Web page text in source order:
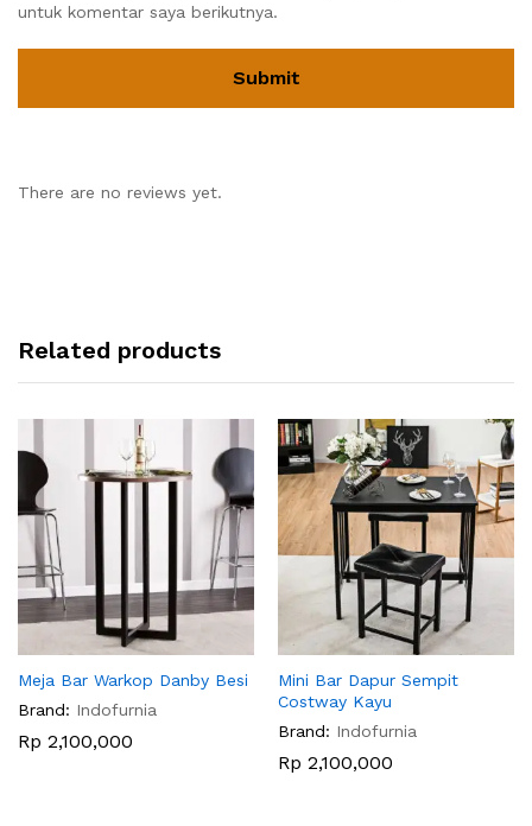
untuk komentar saya berikutnya.
There are no reviews yet.
Related products
Meja Bar Warkop Danby Besi
Brand: Indofurnia
Rp 2,100,000
Mini Bar Dapur Sempit
Costway Kayu
Brand: Indofurnia
Rp 2,100,000